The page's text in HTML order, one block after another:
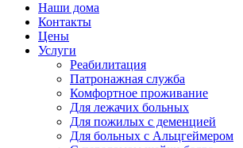
Наши дома
Контакты
Цены
Услуги
Реабилитация
Патронажная служба
Комфортное проживание
Для лежачих больных
Для пожилых с деменцией
Для больных с Альцгеймером